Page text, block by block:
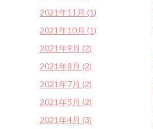
2021年11月 (1)
2021年10月 (1)
2021年9月 (2)
2021年8月 (2)
2021年7月 (2)
2021年5月 (2)
2021年4月 (3)